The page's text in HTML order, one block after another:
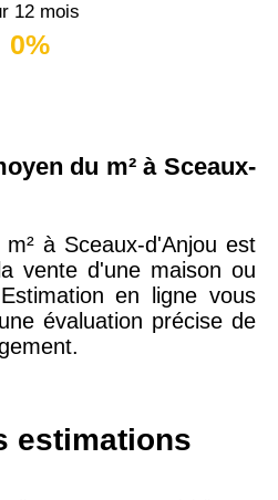
12 mois
0%
du m² à Sceaux-
à Sceaux-d'Anjou est
vente d'une maison ou
en ligne vous
évaluation précise de
estimations